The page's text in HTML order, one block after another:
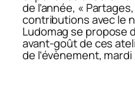
de l’année, «
contributions avec le
Ludomag se propose
avant-goût de ces
de l’évènement,